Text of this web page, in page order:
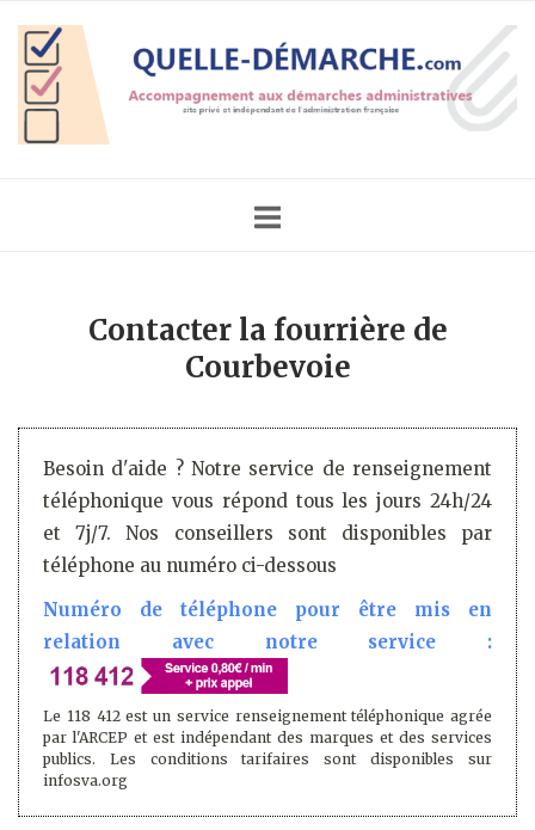
content
Home
Contacter la fourrière de
Courbevoie
Besoin d'aide ? Notre service de renseignement
téléphonique vous répond tous les jours 24h/24
et 7j/7. Nos conseillers sont disponibles par
téléphone au numéro ci-dessous
Numéro de téléphone pour être mis en
relation avec notre service :
Le 118 412 est un service renseignement téléphonique agrée
par l'ARCEP et est indépendant des marques et des services
publics. Les conditions tarifaires sont disponibles sur
infosva.org